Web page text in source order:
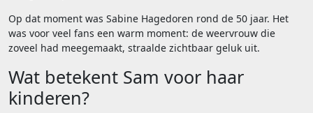
Op dat moment was Sabine Hagedoren rond de 50 jaar. Het
was voor veel fans een warm moment: de weervrouw die
zoveel had meegemaakt, straalde zichtbaar geluk uit.
Wat betekent Sam voor haar
kinderen?